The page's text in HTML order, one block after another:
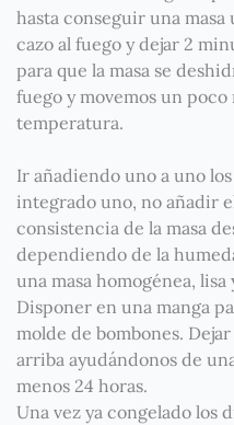
hasta conseguir una
cazo al fuego y dejar 2
para que la masa se
fuego y movemos un poco
temperatura.
Ir añadiendo uno a uno
integrado uno, no añadir
consistencia de la masa
dependiendo de la
una masa homogénea,
Disponer en una manga
molde de bombones.
arriba ayudándonos de
menos 24 horas.
Una vez ya congelado los